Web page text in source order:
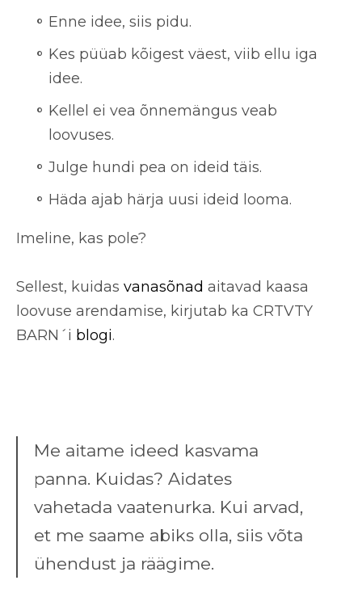
Enne idee, siis pidu.
Kes püüab kõigest väest, viib ellu iga
idee.
Kellel ei vea õnnemängus veab
loovuses.
Julge hundi pea on ideid täis.
Häda ajab härja uusi ideid looma.
Imeline, kas pole?
Sellest, kuidas vanasõnad aitavad kaasa
loovuse arendamise, kirjutab ka CRTVTY
BARN´i blogi.
Me aitame ideed kasvama
panna. Kuidas? Aidates
vahetada vaatenurka. Kui arvad,
et me saame abiks olla, siis võta
ühendust ja räägime.